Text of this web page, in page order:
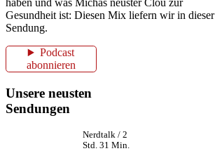
haben und was Michas neuster Clou zur
Gesundheit ist: Diesen Mix liefern wir in dieser
Sendung.
Podcast
abonnieren
Unsere neusten
Sendungen
Nerdtalk / 2
Std. 31 Min.